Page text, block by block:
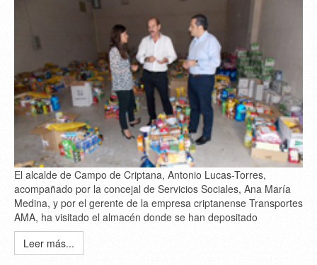
El alcalde de Campo de Criptana, Antonio Lucas-Torres,
acompañado por la concejal de Servicios Sociales, Ana María
Medina, y por el gerente de la empresa criptanense Transportes
AMA, ha visitado el almacén donde se han depositado
Leer más...